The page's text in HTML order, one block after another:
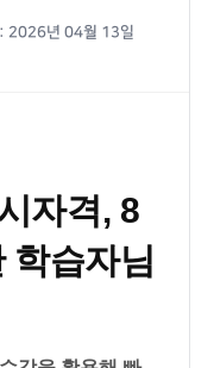
2026년 04월 13일
자격, 8
학습자님